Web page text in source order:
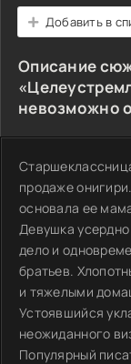
Добавить в
Описание
невозможно
продаже
основала ее
Девушка
дело и
братьев.
и тяжелыми
Устоявшийся
неожиданного
Популярный